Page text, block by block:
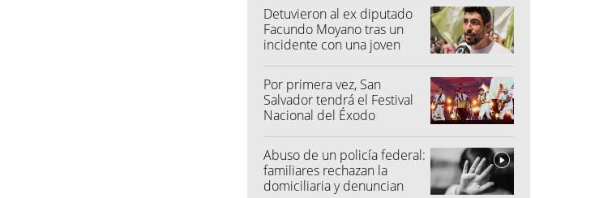
Detuvieron al ex diputado
Facundo Moyano tras un
incidente con una joven
Por primera vez, San
Salvador tendrá el Festival
Nacional del Éxodo
Abuso de un policía federal:
familiares rechazan la
domiciliaria y denuncian